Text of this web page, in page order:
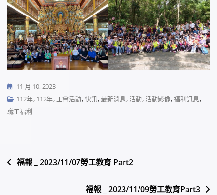
11 月 10, 2023
112年, 112年, 工會活動,快訊,最新消息,活動,活動影像,福利訊息,
職工福利
文福報 _ 2023/11/07勞工教育 Part2
福報 _ 2023/11/09勞工教育Part3